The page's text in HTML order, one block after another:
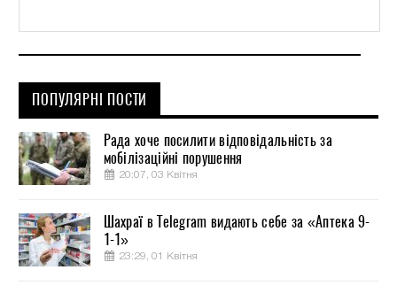
ПОПУЛЯРНІ ПОСТИ
Рада хоче посилити відповідальність за
мобілізаційні порушення
20:07, 03 Квітня
Шахраї в Telegram видають себе за «Аптека 9-
1-1»
23:29, 01 Квітня